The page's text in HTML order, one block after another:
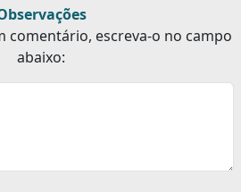
comentário, escreva-o no campo
abaixo: